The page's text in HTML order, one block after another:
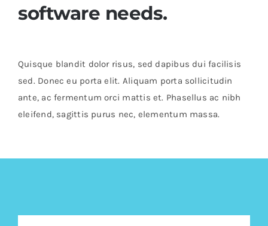
software needs.
Quisque blandit dolor risus, sed dapibus dui facilisis
sed. Donec eu porta elit. Aliquam porta sollicitudin
ante, ac fermentum orci mattis et. Phasellus ac nibh
eleifend, sagittis purus nec, elementum massa.